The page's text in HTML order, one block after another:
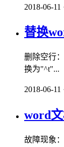
2018-06-11
替换
删除空行
换为"^t"...
2018-06-11
word
故障现象